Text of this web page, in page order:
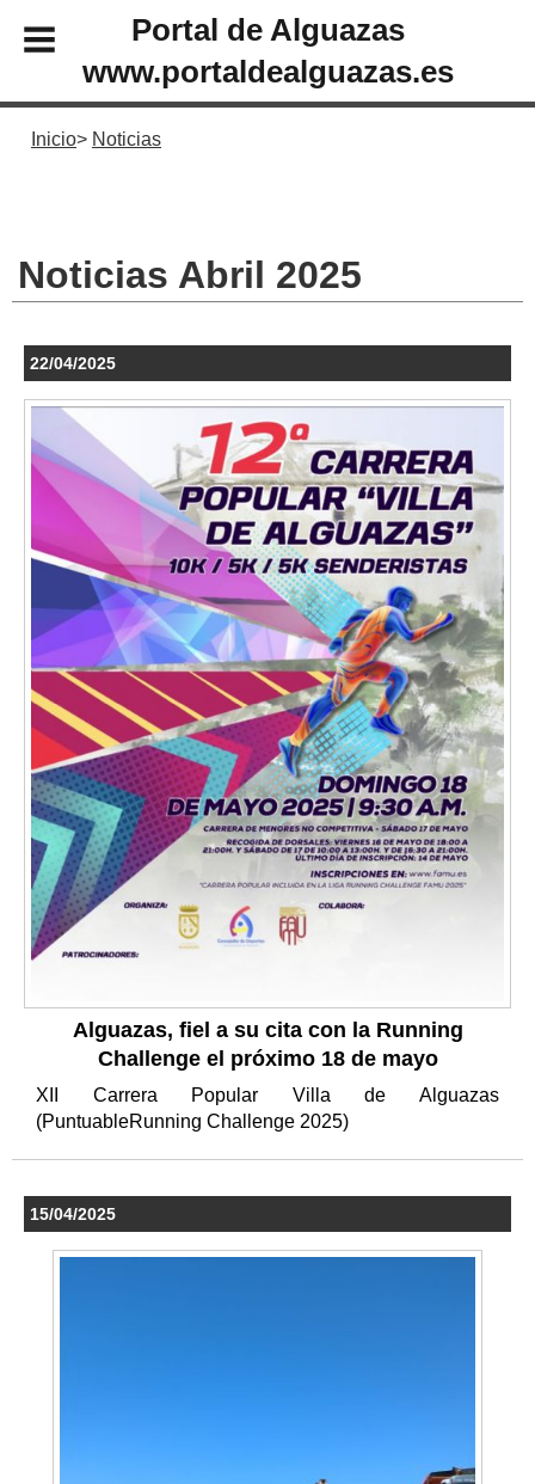
Portal de Alguazas
www.portaldealguazas.es
Inicio Noticias
Noticias Abril 2025
22/04/2025
Alguazas, fiel a su cita con la Running
Challenge el próximo 18 de mayo
XII Carrera Popular Villa de Alguazas
(PuntuableRunning Challenge 2025)
15/04/2025